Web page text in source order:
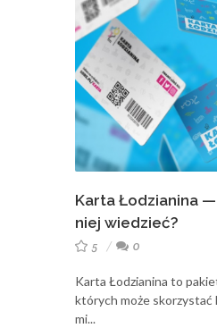
Karta Łodzianina
niej wiedzieć?
5 0
Karta Łodzianina to
których może skorzystać
mi...